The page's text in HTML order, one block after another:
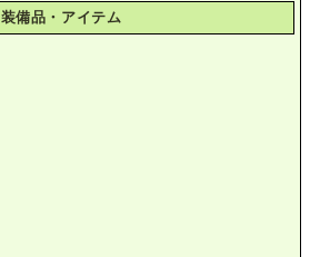
装備品・アイテム